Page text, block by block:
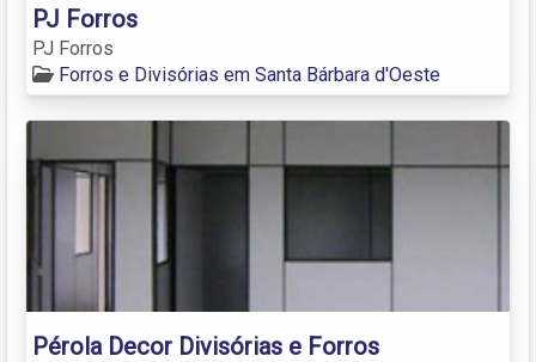
PJ Forros
PJ Forros
Forros e Divisórias em Santa Bárbara d'Oeste
Pérola Decor Divisórias e Forros